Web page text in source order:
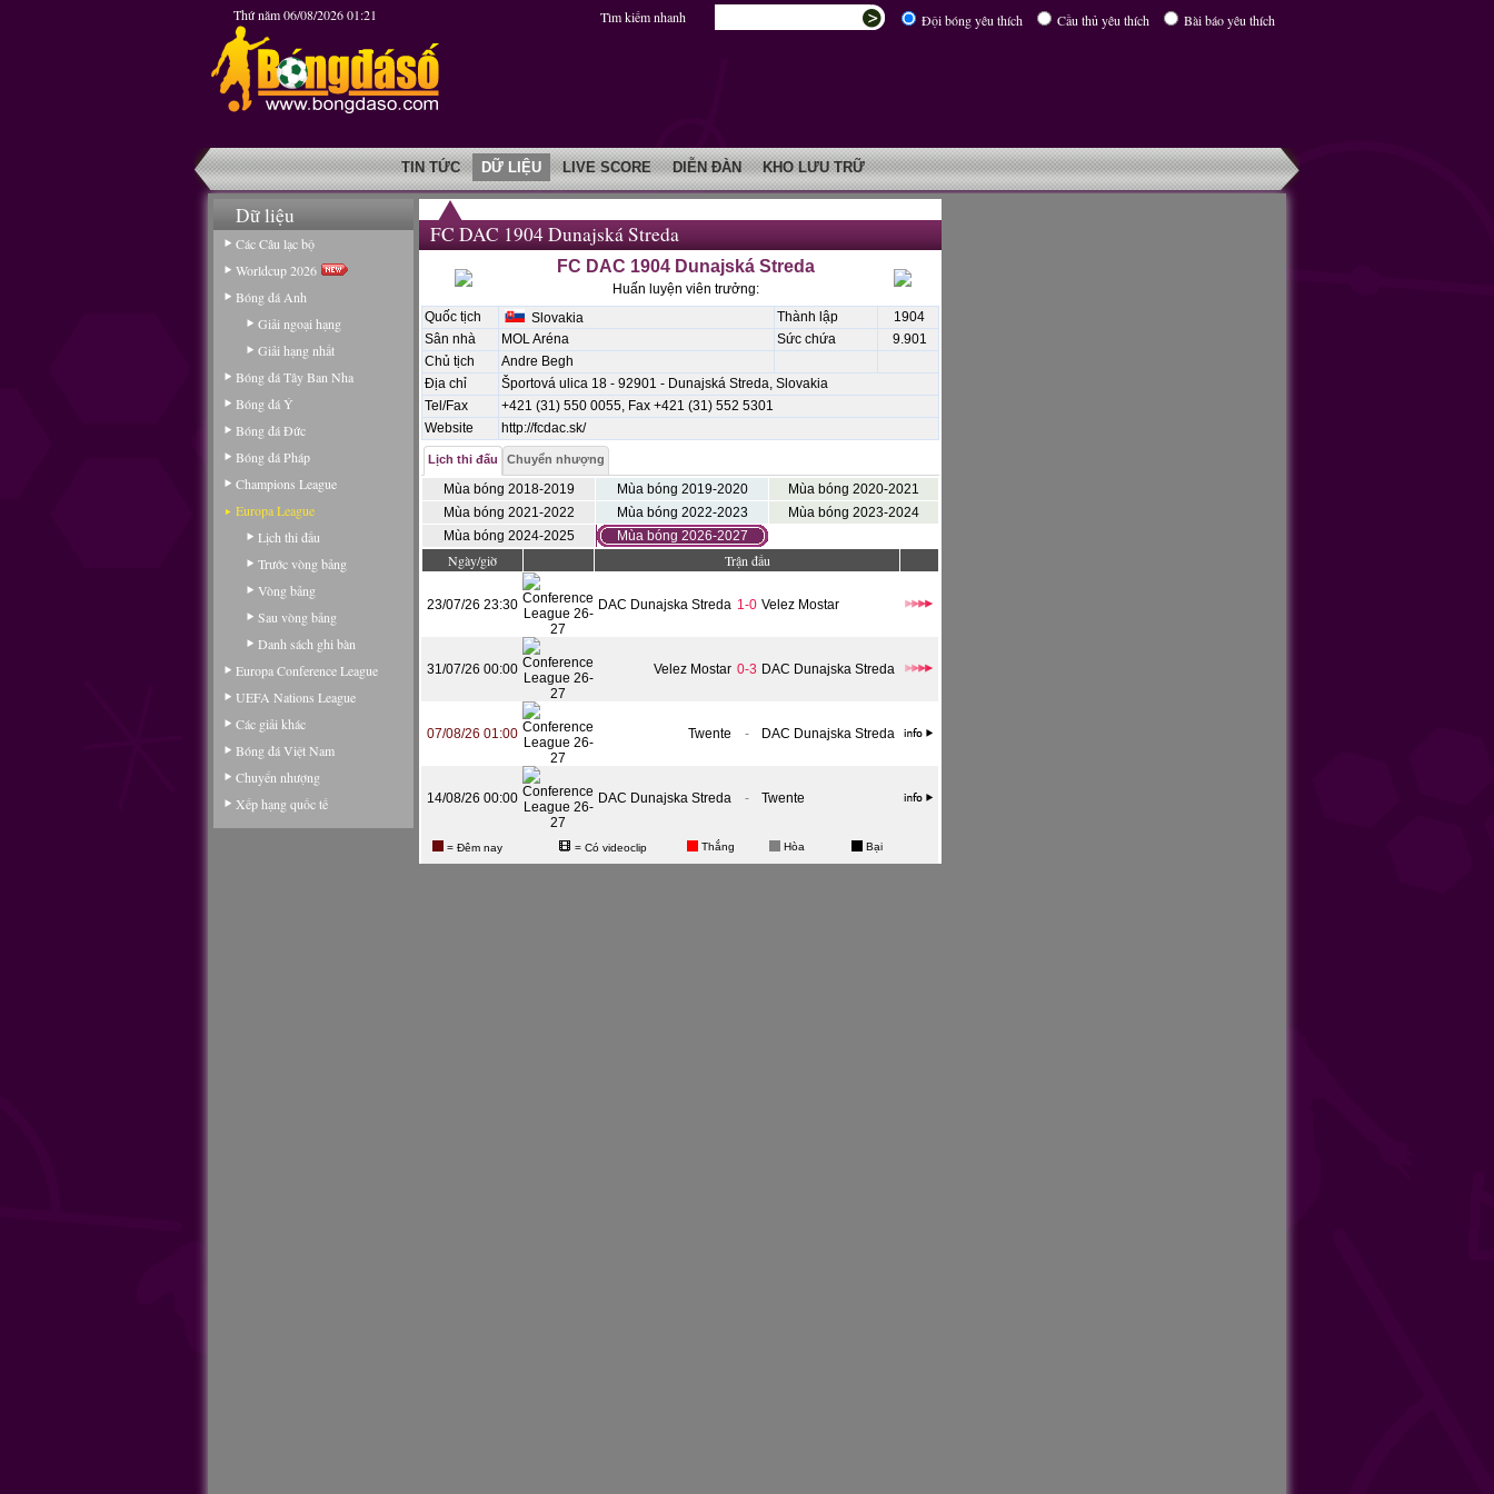
Thứ năm 06/08/2026 01:21 Đội bóng yêu thích Cầu thủ yêu thích Bài báo yêu thích
Tìm kiếm nhanh
TIN TỨC DỮ LIỆU LIVE SCORE DIỄN ĐÀN KHO LƯU TRỮ
Dữ liệu
Các Câu lạc bộ
Worldcup 2026
Bóng đá Anh
Giải ngoại hạng
Giải hạng nhất
Bóng đá Tây Ban Nha
Bóng đá Ý
Bóng đá Đức
Bóng đá Pháp
Champions League
Europa League
Lịch thi đấu
Trước vòng bảng
Vòng bảng
Sau vòng bảng
Danh sách ghi bàn
Europa Conference League
UEFA Nations League
Các giải khác
Bóng đá Việt Nam
Chuyển nhượng
Xếp hạng quốc tế
FC DAC 1904 Dunajská Streda
FC DAC 1904 Dunajská Streda
Huấn luyện viên trưởng:
Quốc tịch
Slovakia Thành lập
1904
Sân nhà
MOL Aréna Sức chứa
9.901
Chủ tịch
Andre Begh
Địa chỉ
Športová ulica 18 - 92901 - Dunajská Streda, Slovakia
Tel/Fax
+421 (31) 550 0055, Fax +421 (31) 552 5301
Website
http://fcdac.sk/
Lịch thi đấu Chuyển nhượng
Mùa bóng 2018-2019 Mùa bóng 2019-2020
Mùa bóng 2020-2021
Mùa bóng 2021-2022
Mùa bóng 2022-2023
Mùa bóng 2023-2024
Mùa bóng 2024-2025
Mùa bóng 2026-2027
Ngày/giờ Trận đấu
23/07/26 23:30 DAC Dunajska Streda 1-0 Velez Mostar
31/07/26 00:00 Velez Mostar 0-3 DAC Dunajska Streda
07/08/26 01:00 Twente - DAC Dunajska Streda
14/08/26 00:00 DAC Dunajska Streda - Twente
= Đêm nay = Có videoclip Thắng Hòa Bại